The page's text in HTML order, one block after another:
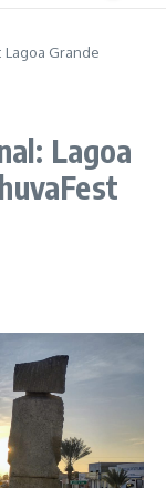
Grande
Lagoa